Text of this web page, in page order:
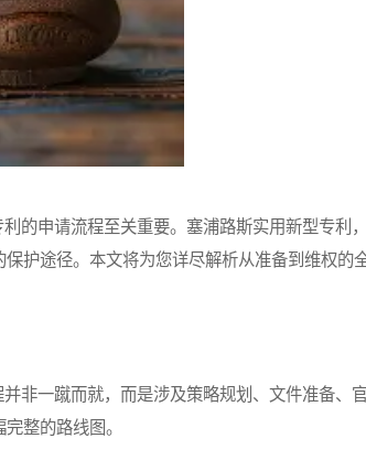
的申请流程至关重要。塞浦路斯实用新型专利
护途径。本文将为您详尽解析从准备到维权的
非一蹴而就，而是涉及策略规划、文件准备、
整的路线图。